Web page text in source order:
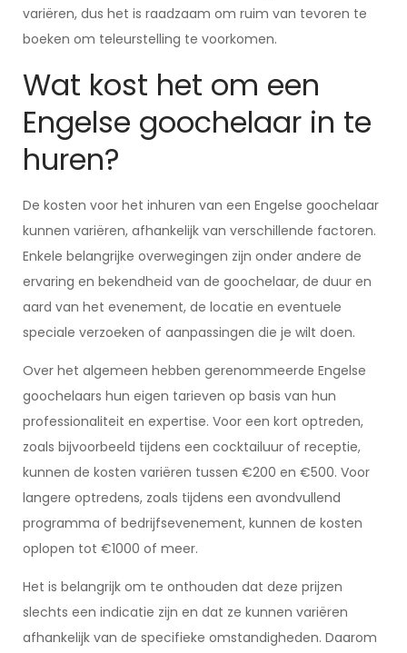
variëren, dus het is raadzaam om ruim van tevoren te
boeken om teleurstelling te voorkomen.
Wat kost het om een
Engelse goochelaar in te
huren?
De kosten voor het inhuren van een Engelse goochelaar
kunnen variëren, afhankelijk van verschillende factoren.
Enkele belangrijke overwegingen zijn onder andere de
ervaring en bekendheid van de goochelaar, de duur en
aard van het evenement, de locatie en eventuele
speciale verzoeken of aanpassingen die je wilt doen.
Over het algemeen hebben gerenommeerde Engelse
goochelaars hun eigen tarieven op basis van hun
professionaliteit en expertise. Voor een kort optreden,
zoals bijvoorbeeld tijdens een cocktailuur of receptie,
kunnen de kosten variëren tussen €200 en €500. Voor
langere optredens, zoals tijdens een avondvullend
programma of bedrijfsevenement, kunnen de kosten
oplopen tot €1000 of meer.
Het is belangrijk om te onthouden dat deze prijzen
slechts een indicatie zijn en dat ze kunnen variëren
afhankelijk van de specifieke omstandigheden. Daarom